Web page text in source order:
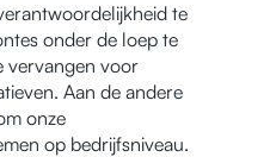
te
onder de loep te
vervangen voor
Aan de andere
onze
op bedrijfsniveau.